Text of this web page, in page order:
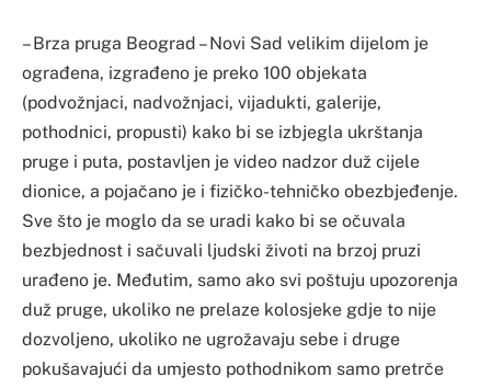
– Brza pruga Beograd – Novi Sad velikim dijelom je
ograđena, izgrađeno je preko 100 objekata
(podvožnjaci, nadvožnjaci, vijadukti, galerije,
pothodnici, propusti) kako bi se izbjegla ukrštanja
pruge i puta, postavljen je video nadzor duž cijele
dionice, a pojačano je i fizičko-tehničko obezbjeđenje.
Sve što je moglo da se uradi kako bi se očuvala
bezbjednost i sačuvali ljudski životi na brzoj pruzi
urađeno je. Međutim, samo ako svi poštuju upozorenja
duž pruge, ukoliko ne prelaze kolosjeke gdje to nije
dozvoljeno, ukoliko ne ugrožavaju sebe i druge
pokušavajući da umjesto pothodnikom samo pretrče